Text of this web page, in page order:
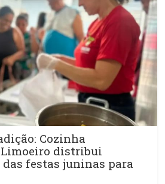
Cozinha
distribui
festas juninas para